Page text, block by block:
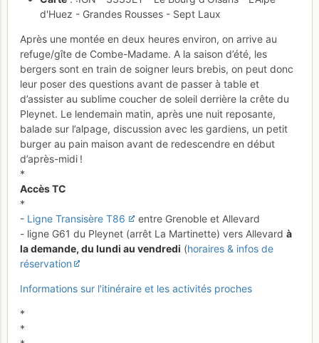
d'Huez - Grandes Rousses - Sept Laux
Après une montée en deux heures environ, on arrive au
refuge/gîte de Combe-Madame. A la saison d’été, les
bergers sont en train de soigner leurs brebis, on peut donc
leur poser des questions avant de passer à table et
d’assister au sublime coucher de soleil derrière la crête du
Pleynet. Le lendemain matin, après une nuit reposante,
balade sur l’alpage, discussion avec les gardiens, un petit
burger au pain maison avant de redescendre en début
d’après-midi !
*
Accès TC
*
- Ligne Transisère T86
entre Grenoble et Allevard
- ligne G61 du Pleynet (arrêt La Martinette) vers Allevard à
la demande, du lundi au vendredi (horaires & infos de
réservation
Informations sur l'itinéraire et les activités proches
*
*